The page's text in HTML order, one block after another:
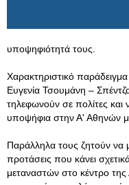
υποψηφιότητά τους.
Χαρακτηριστικό
Ευγενία Τσουμάνη –
τηλεφωνούν σε πολίτες και
υποψήφια στην Α' Αθηνών
Παράλληλα τους ζητούν
προτάσεις που κάνει
μεταναστών στο κέντρο